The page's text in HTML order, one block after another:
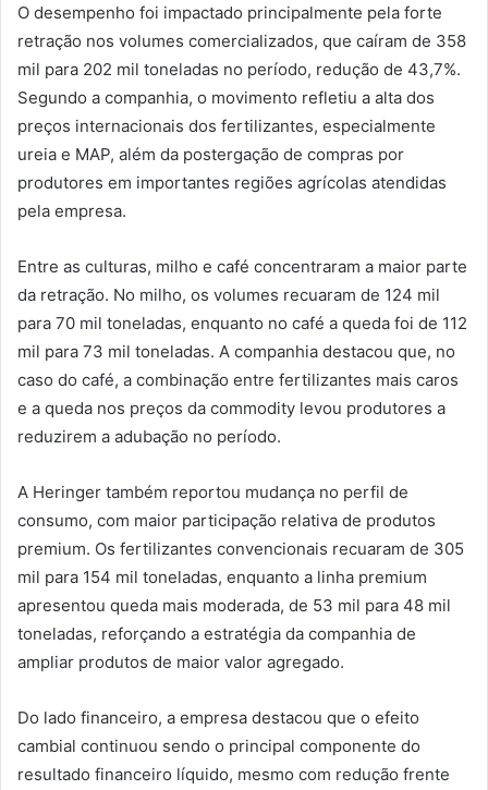
O desempenho foi impactado principalmente pela forte
retração nos volumes comercializados, que caíram de 358
mil para 202 mil toneladas no período, redução de 43,7%.
Segundo a companhia, o movimento refletiu a alta dos
preços internacionais dos fertilizantes, especialmente
ureia e MAP, além da postergação de compras por
produtores em importantes regiões agrícolas atendidas
pela empresa.
Entre as culturas, milho e café concentraram a maior parte
da retração. No milho, os volumes recuaram de 124 mil
para 70 mil toneladas, enquanto no café a queda foi de 112
mil para 73 mil toneladas. A companhia destacou que, no
caso do café, a combinação entre fertilizantes mais caros
e a queda nos preços da commodity levou produtores a
reduzirem a adubação no período.
A Heringer também reportou mudança no perfil de
consumo, com maior participação relativa de produtos
premium. Os fertilizantes convencionais recuaram de 305
mil para 154 mil toneladas, enquanto a linha premium
apresentou queda mais moderada, de 53 mil para 48 mil
toneladas, reforçando a estratégia da companhia de
ampliar produtos de maior valor agregado.
Do lado financeiro, a empresa destacou que o efeito
cambial continuou sendo o principal componente do
resultado financeiro líquido, mesmo com redução frente